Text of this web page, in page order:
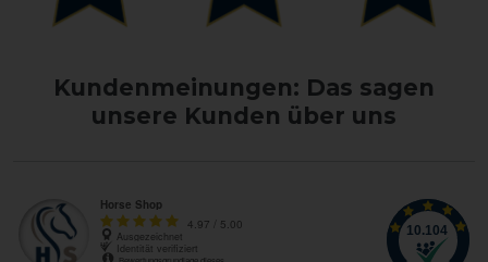
Kundenmeinungen: Das sagen
unsere Kunden über uns